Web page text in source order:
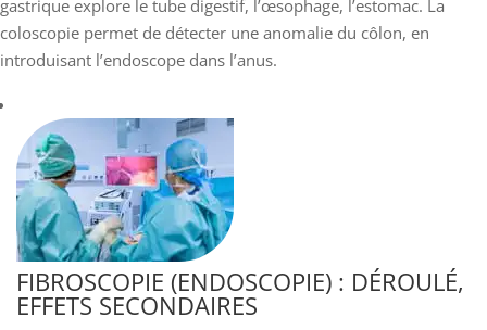
gastrique explore le tube digestif, l’œsophage, l’estomac. La
coloscopie permet de détecter une anomalie du côlon, en
introduisant l’endoscope dans l’anus.
FIBROSCOPIE (ENDOSCOPIE) : DÉROULÉ,
EFFETS SECONDAIRES